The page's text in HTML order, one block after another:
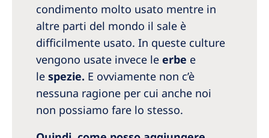
condimento molto usato mentre in
altre parti del mondo il sale è
difficilmente usato. In queste culture
vengono usate invece le erbe e
le spezie. E ovviamente non c’è
nessuna ragione per cui anche noi
non possiamo fare lo stesso.